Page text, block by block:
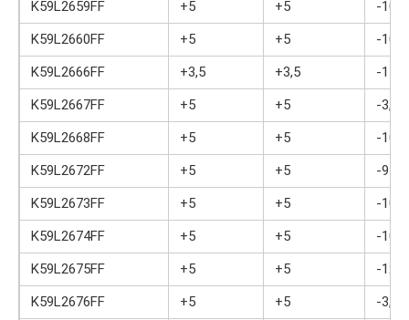
K59L2659FF
+5 +5
-10
K59L2660FF
+5 +5
-10
K59L2666FF
+3,5 +3,5
-14
K59L2667FF
+5 +5
-3,5
K59L2668FF
+5 +5
-10
K59L2672FF
+5 +5
-9
K59L2673FF
+5 +5
-10
K59L2674FF
+5 +5
-10
K59L2675FF
+5 +5
-12
K59L2676FF
+5 +5
-3,5